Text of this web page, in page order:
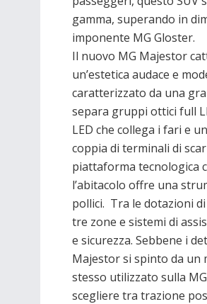
gamma, superando in
imponente MG Gloster.
Il nuovo MG Majestor
un’estetica audace e
caratterizzato da una
separa gruppi ottici full
LED che collega i fari e
coppia di terminali di
piattaforma tecnologica
l’abitacolo offre una
pollici. Tra le dotazioni
tre zone e sistemi di
e sicurezza. Sebbene i
Majestor si spinto da un
stesso utilizzato sulla
scegliere tra trazione